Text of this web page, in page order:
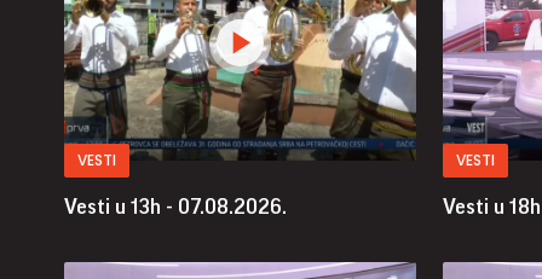
VESTI
Vesti u 13h - 07.08.2026.
VESTI
Vesti u